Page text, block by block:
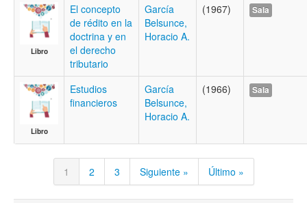
Libro
El concepto
de rédito en la
doctrina y en
el derecho
tributario
García
Belsunce,
Horacio A.
(1967) Sala
Libro
Estudios
financieros
García
Belsunce,
Horacio A.
(1966) Sala
1 2 3 Siguiente » Último »